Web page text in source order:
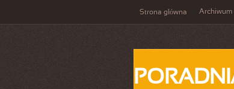
Strona główna Archiwum